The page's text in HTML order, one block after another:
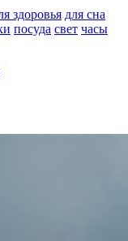
здоровья для сна
посуда свет часы